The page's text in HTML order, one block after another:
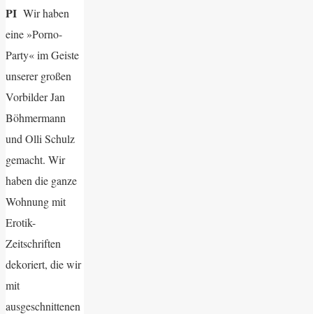
PI Wir haben
eine »Porno-
Party« im Geiste
unserer großen
Vorbilder Jan
Böhmermann
und Olli Schulz
gemacht. Wir
haben die ganze
Wohnung mit
Erotik-
Zeitschriften
dekoriert, die wir
mit
ausgeschnittenen